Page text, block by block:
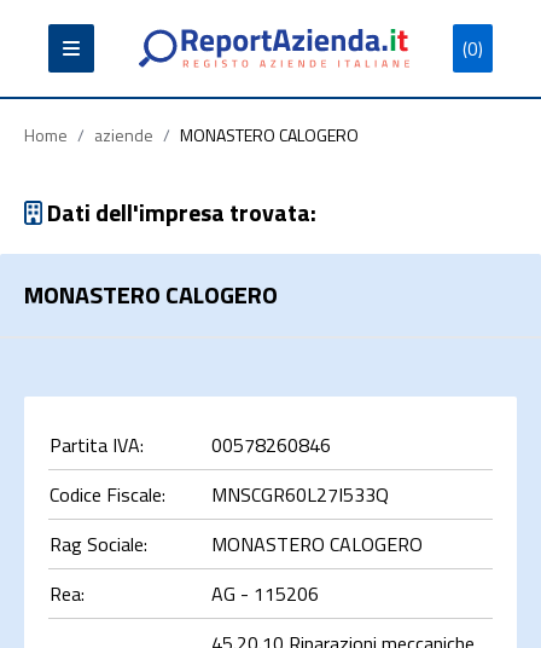
(0)
Partita
Iva
Codice
Fiscale
Ragione
Sociale
Cerca
Home / aziende / MONASTERO CALOGERO
Dati dell'impresa trovata:
MONASTERO CALOGERO
Partita IVA:
00578260846
Codice Fiscale:
MNSCGR60L27I533Q
Rag Sociale:
MONASTERO CALOGERO
Rea:
AG - 115206